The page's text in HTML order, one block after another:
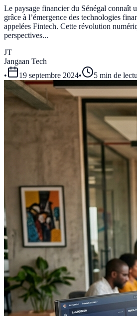
Le paysage financier du Sénégal connaît
grâce à l’émergence des technologies
appelées Fintech. Cette révolution
perspectives...
JT
Jangaan Tech
•
19 septembre 2024• 5 min de